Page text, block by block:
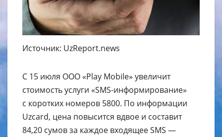
Источник: UzReport.news
С 15 июля OOO «Play Mobile» увеличит
стоимость услуги «SMS-информирование»
с коротких номеров 5800. По информации
Uzcard, цена повысится вдвое и составит
84,20 сумов за каждое входящее SMS —